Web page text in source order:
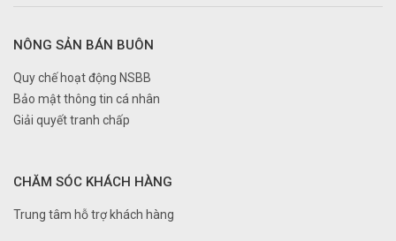
NÔNG SẢN BÁN BUÔN
Quy chế hoạt động NSBB
Bảo mật thông tin cá nhân
Giải quyết tranh chấp
CHĂM SÓC KHÁCH HÀNG
Trung tâm hỗ trợ khách hàng